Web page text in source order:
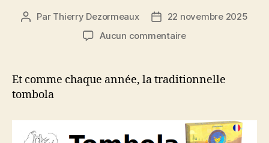
Auteur
Par Thierry Dezormeaux
Date22 novembre 2025
Aucun commentairesur
notre
Et comme chaque année, la traditionnelle
tombola